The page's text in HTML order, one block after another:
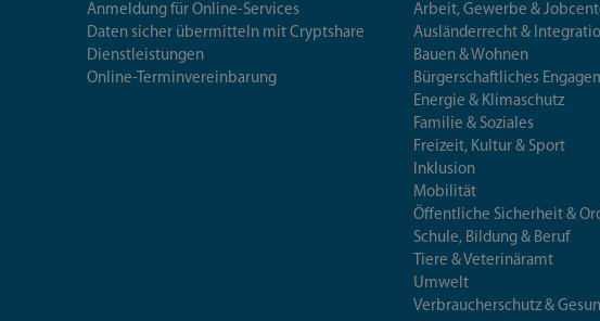
Anmeldung für Online-Services
Daten sicher übermitteln mit Cryptshare
Dienstleistungen
Online-Terminvereinbarung
Arbeit, Gewerbe &
Ausländerrecht &
Bauen & Wohnen
Bürgerschaftliches
Energie & Klimaschutz
Familie & Soziales
Freizeit, Kultur & Sport
Inklusion
Mobilität
Öffentliche Sicherheit &
Schule, Bildung & Beruf
Tiere & Veterinäramt
Umwelt
Verbraucherschutz &